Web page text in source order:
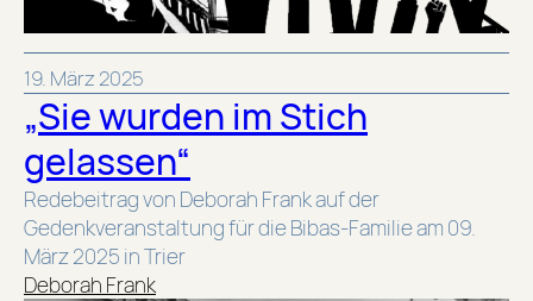
19. März 2025
„Sie wurden im Stich
gelassen“
Redebeitrag von Deborah Frank auf der
Gedenkveranstaltung für die Bibas-Familie am 09.
März 2025 in Trier
Deborah Frank